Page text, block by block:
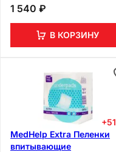
1 540 ₽
В КОРЗИНУ
+51
MedHelp Extra Пеленки
впитывающие